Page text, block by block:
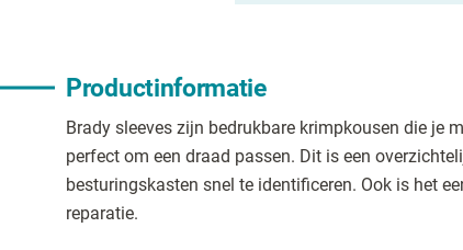
Productinformatie
Brady sleeves zijn bedrukbare krimpkousen die je
perfect om een draad passen. Dit is een
besturingskasten snel te identificeren. Ook is het
reparatie.